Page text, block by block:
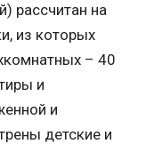
рассчитан на
из которых
– 40
и
и
детские и